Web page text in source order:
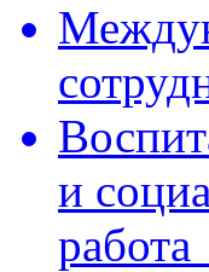
и
работа